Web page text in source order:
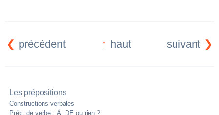
Les prépositions
Constructions verbales
Prép. de verbe : À, DE ou rien ?
précédent haut suivant